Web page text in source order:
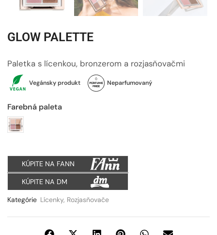
GLOW PALETTE
Paletka s lícenkou, bronzerom a rozjasňovačmi
Vegánsky produkt Neparfumovaný
Farebná paleta
KÚPITE NA FANN
KÚPITE NA DM
Kategórie Lícenky, Rozjasňovače